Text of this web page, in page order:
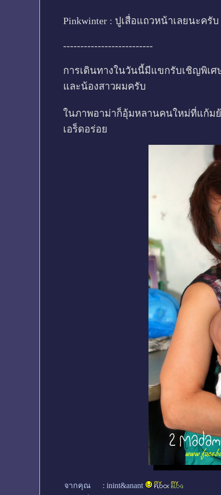
Pinkwinter : ปูเสื่อแถวหน้าเลยนะค
--------------------------
การเดินทางในวันนี้มีแขกรับเชิญพิเ
และน้องสาวผมครับ
ในภาพอาม่าก็อุ้มหลานคนใหม่ที่แก้ม
เอร็ดอร่อย
จากคุณ : inint&anant